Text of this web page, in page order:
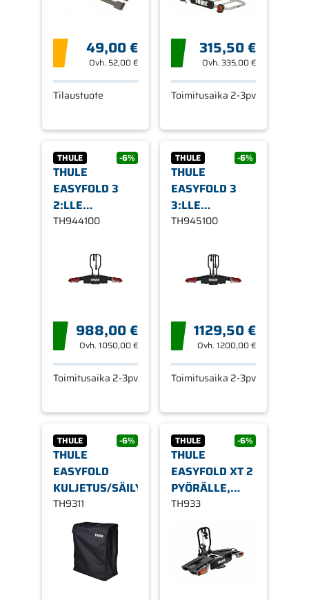
49,00 €
Ovh. 52,00 €
Tilaustuote
315,50 €
Ovh.335,00 €
Toimitusaika 2-3pv
THULE -6%
THULE
EASYFOLD 3
2:LLE
PYÖRÄLLE,
13-NAPAINEN
TH944100
988,00 €
Ovh. 1050,00 €
Toimitusaika 2-3pv
THULE -6%
THULE
EASYFOLD 3
3:LLE
PYÖRÄLLE,
13-NAPAINEN
TH945100
1129,50 €
Ovh.1200,00 €
Toimitusaika 2-3pv
THULE -6%
THULE
EASYFOLD
KULJETUS/SÄILYTYSLAUKKU
TH9311
THULE -6%
THULE
EASYFOLD XT 2
PYÖRÄLLE,
KOUKKUASENNUS,
TH933